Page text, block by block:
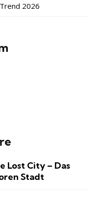
2026
Lost City – Das
Stadt